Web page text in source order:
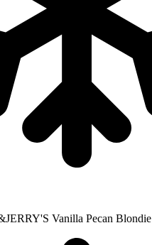
Vanilla Pecan Blondie